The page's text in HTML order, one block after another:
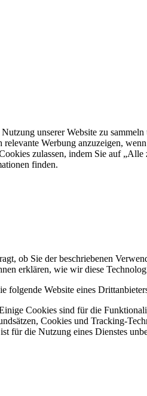
unserer Website zu
relevante Werbung anzuzeigen,
zulassen, indem Sie auf
finden.
ob Sie der beschriebenen
erklären, wie wir diese
Website eines
Cookies sind für die
Cookies und Tracking-
für die Nutzung eines Dienstes